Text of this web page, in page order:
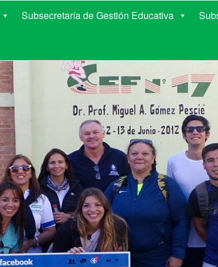
DE
Subsecretaría de Gestión Educativa